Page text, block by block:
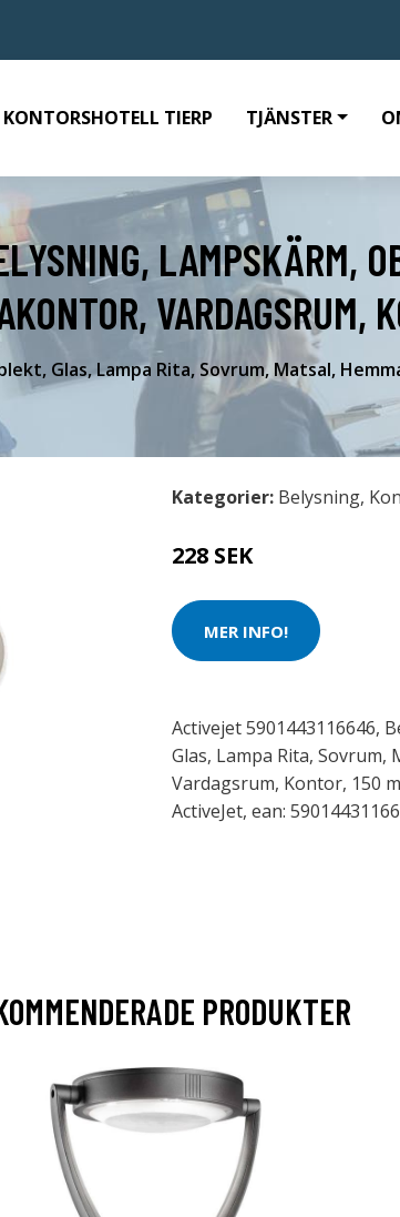
KONTORSHOTELL TIERP TJÄNSTER
LAMPSKÄRM,
VARDAGSRUM,
Glas, Lampa Rita, Sovrum, Matsal,
Kategorier: Belysning,
228 SEK
MER INFO!
Activejet 5901443116646,
Glas, Lampa Rita,
Vardagsrum, Kontor, 150
ActiveJet, ean:
PRODUKTER